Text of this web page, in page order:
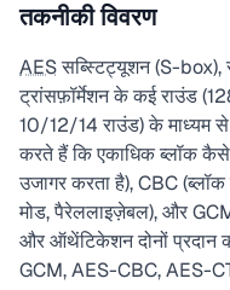
तकनीकी विवरण
AESसब्स्टिट्यूशन (S-box),
ट्रांसफ़ॉर्मेशन के कई राउंड
10/12/14 राउंड) के माध्यम से
करते हैं कि एकाधिक ब्लॉक कैसे
उजागर करता है), CBC
मोड, पैरेललाइज़ेबल), और
और ऑथेंटिकेशन दोनों
GCM, AES-CBC, AES-